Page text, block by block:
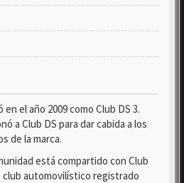
el año 2009 como Club DS 3.
a Club DS para dar cabida a los
de la marca.
está compartido con Club
club automovilístico registrado